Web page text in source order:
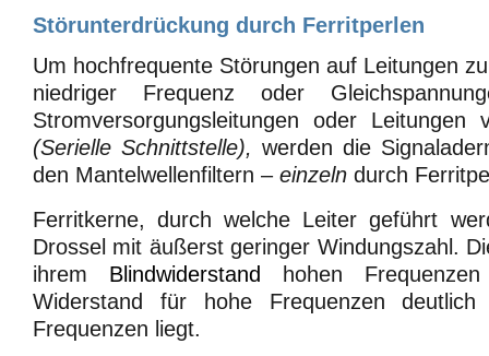
Störunterdrückung durch Ferritperlen
Um hochfrequente Störungen auf Leitungen
niedriger Frequenz oder
Stromversorgungsleitungen oder
(Serielle Schnittstelle), werden die
den Mantelwellenfiltern – einzeln durch
Ferritkerne, durch welche Leiter geführt
Drossel mit äußerst geringer Windungszahl.
ihrem Blindwiderstand
hohen
Widerstand für hohe Frequenzen
Frequenzen liegt.